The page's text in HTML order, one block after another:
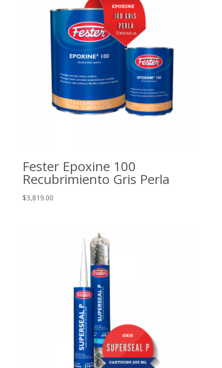
Fester Epoxine 100
Recubrimiento Gris Perla
$3,819.00